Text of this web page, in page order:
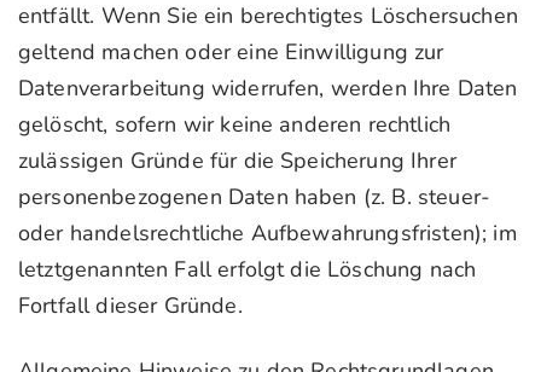
entfällt. Wenn Sie ein berechtigtes Löschersuchen
geltend machen oder eine Einwilligung zur
Datenverarbeitung widerrufen, werden Ihre Daten
gelöscht, sofern wir keine anderen rechtlich
zulässigen Gründe für die Speicherung Ihrer
personenbezogenen Daten haben (z. B. steuer-
oder handelsrechtliche Aufbewahrungsfristen); im
letztgenannten Fall erfolgt die Löschung nach
Fortfall dieser Gründe.